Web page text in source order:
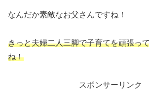
なんだか素敵なお父さんですね！
きっと夫婦二人三脚で子育てを頑張っ
ね！
スポンサーリンク